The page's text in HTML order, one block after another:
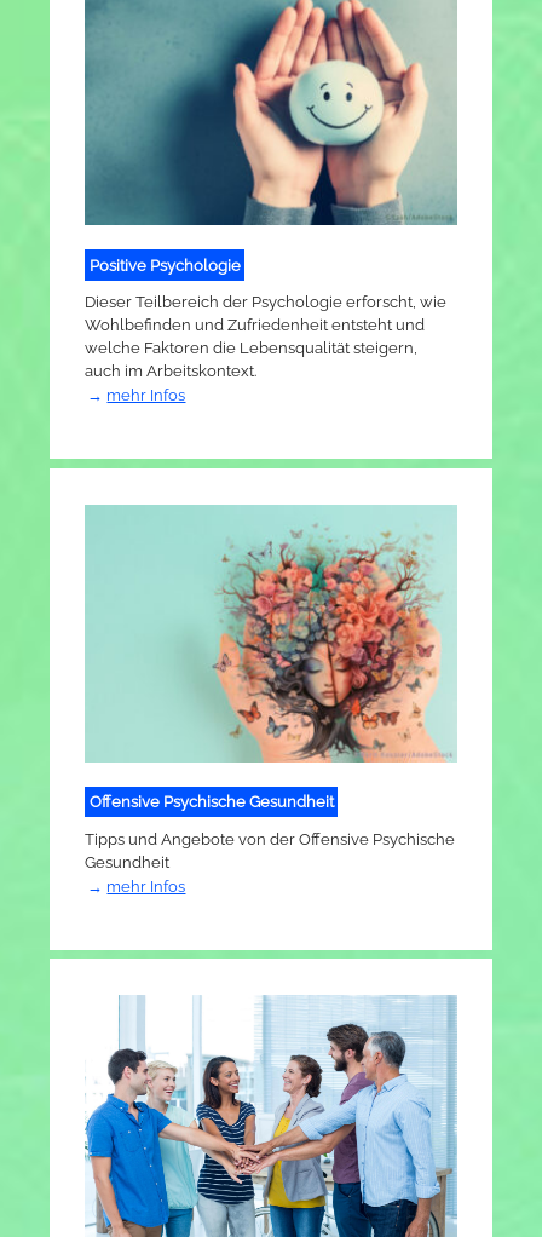
Positive Psychologie
Dieser Teilbereich der Psychologie erforscht, wie
Wohlbefinden und Zufriedenheit entsteht und
welche Faktoren die Lebensqualität steigern,
auch im Arbeitskontext.
mehr Infos
Offensive Psychische Gesundheit
Tipps und Angebote von der Offensive Psychische
Gesundheit
mehr Infos